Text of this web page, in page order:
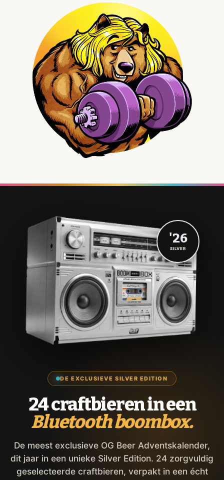
DE EXCLUSIEVE SILVER EDITION
24 craftbieren in een
Bluetooth boombox.
De meest exclusieve OG Beer Adventskalender,
dit jaar in een unieke Silver Edition. 24 zorgvuldig
geselecteerde craftbieren, verpakt in een écht
'26
SILVER